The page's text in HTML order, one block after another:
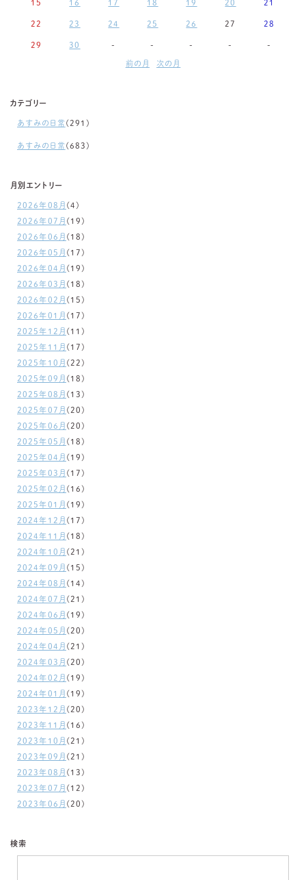
15 16 17 18 19 20 21
22 23 24 25 26 27 28
29 30 - - - - -
前の月 次の月
カテゴリー
あすみの日常(291)
あすみの日常(683)
月別エントリー
2026年08月 (4)
2026年07月 (19)
2026年06月 (18)
2026年05月 (17)
2026年04月 (19)
2026年03月 (18)
2026年02月 (15)
2026年01月 (17)
2025年12月 (11)
2025年11月 (17)
2025年10月 (22)
2025年09月 (18)
2025年08月 (13)
2025年07月 (20)
2025年06月 (20)
2025年05月 (18)
2025年04月 (19)
2025年03月 (17)
2025年02月 (16)
2025年01月 (19)
2024年12月 (17)
2024年11月 (18)
2024年10月 (21)
2024年09月 (15)
2024年08月 (14)
2024年07月 (21)
2024年06月 (19)
2024年05月 (20)
2024年04月 (21)
2024年03月 (20)
2024年02月 (19)
2024年01月 (19)
2023年12月 (20)
2023年11月 (16)
2023年10月 (21)
2023年09月 (21)
2023年08月 (13)
2023年07月 (12)
2023年06月 (20)
検索